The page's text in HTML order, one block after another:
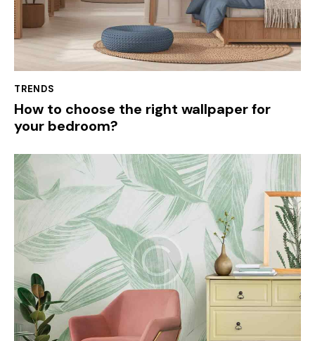
TRENDS
How to choose the right wallpaper for
your bedroom?